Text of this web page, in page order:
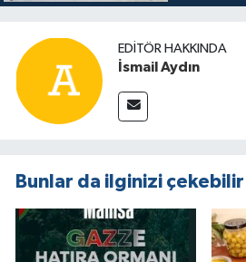
EDITÖR HAKKINDA
İsmail Aydın
Bunlar da ilginizi çekebilir